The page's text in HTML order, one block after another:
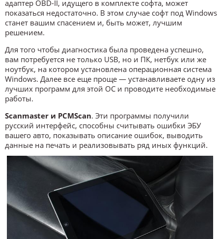
адаптер OBD-II, идущего в комплекте софта, может
показаться недостаточно. В этом случае софт под Windows
станет вашим спасением и, быть может, лучшим
решением.
Для того чтобы диагностика была проведена успешно,
вам потребуется не только USB, но и ПК, нетбук или же
ноутбук, на котором установлена операционная система
Windows. Далее все еще проще — устанавливаете одну из
лучших программ для этой ОС и проводите необходимые
работы.
Scanmaster и PCMScan. Эти программы получили
русский интерфейс, способны считывать ошибки ЭБУ
вашего авто, показывать описание ошибок, выводить
данные на печать и реализовывать ряд иных функций.